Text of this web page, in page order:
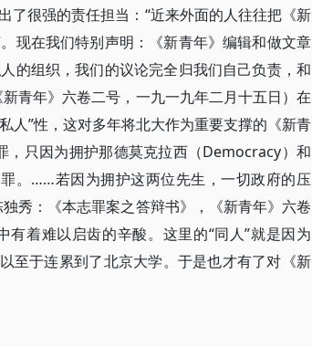
了很强的责任担当：“近来外面的人往往把《新
现在我们特别声明：《新青年》编辑和做文章
的组织，我们的议论完全归我们自己负责，和
青年》六卷二号，一九一九年二月十五日）在
人”性，这对多年将北大作为重要支撑的《新青
，只因为拥护那德莫克拉西（Democracy）和
。……若因为拥护这两位先生，一切政府的压
秀：《本志罪案之答辩书》，《新青年》六卷
着难以启齿的辛酸。这里的“同人”就是因为
至于连累到了北京大学。于是也才有了对《新